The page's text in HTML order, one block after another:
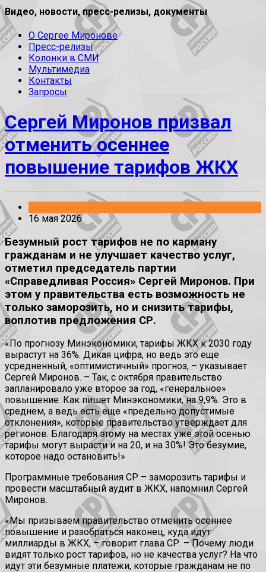
Видео, новости, пресс-релизы, документы
О Сергее Миронове
Пресс-релизы
Колонки в СМИ
Мультимедиа
Контакты
Запросы
Сергей Миронов призвал
отменить осеннее
повышение тарифов ЖКХ
16 мая 2026
Безумный рост тарифов не по карману
гражданам и не улучшает качество услуг,
отметил председатель партии
«Справедливая Россия» Сергей Миронов. При
этом у правительства есть возможность не
только заморозить, но и снизить тарифы,
воплотив предложения СР.
«По прогнозу Минэкономики, тарифы ЖКХ к 2030 году
вырастут на 36%. Дикая цифра, но ведь это еще
усредненный, «оптимистичный» прогноз, – указывает
Сергей Миронов. – Так, с октября правительство
запланировало уже второе за год, «генеральное»
повышение. Как пишет Минэкономики, на 9,9%. Это в
среднем, а ведь есть еще «предельно допустимые
отклонения», которые правительство утверждает для
регионов. Благодаря этому на местах уже этой осенью
тарифы могут вырасти и на 20, и на 30%! Это безумие,
которое надо остановить!»
Программные требования СР – заморозить тарифы и
провести масштабный аудит в ЖКХ, напомнил Сергей
Миронов.
«Мы призываем правительство отменить осеннее
повышение и разобраться наконец, куда идут
миллиарды в ЖКХ, – говорит глава СР. – Почему люди
видят только рост тарифов, но не качества услуг? На что
идут эти безумные платежи, которые гражданам не по